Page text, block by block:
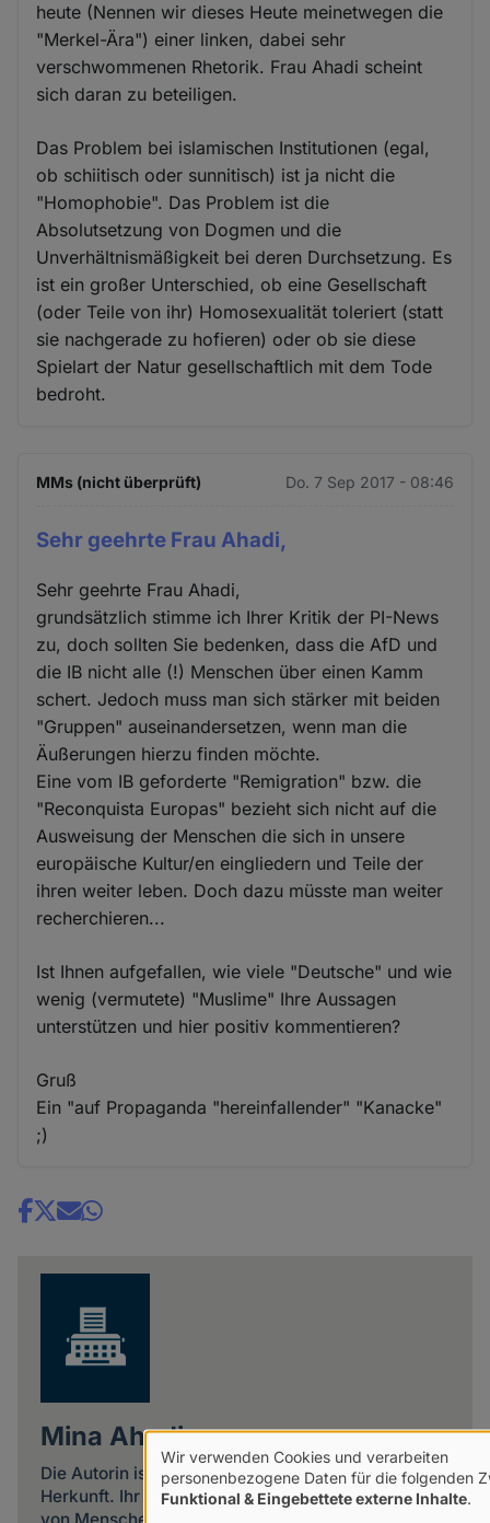
heute (Nennen wir dieses Heute meinetwegen die
"Merkel-Ära") einer linken, dabei sehr
verschwommenen Rhetorik. Frau Ahadi scheint
sich daran zu beteiligen.
Das Problem bei islamischen Institutionen (egal,
ob schiitisch oder sunnitisch) ist ja nicht die
"Homophobie". Das Problem ist die
Absolutsetzung von Dogmen und die
Unverhältnismäßigkeit bei deren Durchsetzung. Es
ist ein großer Unterschied, ob eine Gesellschaft
(oder Teile von ihr) Homosexualität toleriert (statt
sie nachgerade zu hofieren) oder ob sie diese
Spielart der Natur gesellschaftlich mit dem Tode
bedroht.
MMs (nicht überprüft) Do. 7 Sep 2017 - 08:46
Sehr geehrte Frau Ahadi,
Sehr geehrte Frau Ahadi,
grundsätzlich stimme ich Ihrer Kritik der PI-News
zu, doch sollten Sie bedenken, dass die AfD und
die IB nicht alle (!) Menschen über einen Kamm
schert. Jedoch muss man sich stärker mit beiden
"Gruppen" auseinandersetzen, wenn man die
Äußerungen hierzu finden möchte.
Eine vom IB geforderte "Remigration" bzw. die
"Reconquista Europas" bezieht sich nicht auf die
Ausweisung der Menschen die sich in unsere
europäische Kultur/en eingliedern und Teile der
ihren weiter leben. Doch dazu müsste man weiter
recherchieren...
Ist Ihnen aufgefallen, wie viele "Deutsche" und wie
wenig (vermutete) "Muslime" Ihre Aussagen
unterstützen und hier positiv kommentieren?
Gruß
Ein "auf Propaganda "hereinfallender" "Kanacke"
;)
Share
Mina Ahadi
Die Autorin ist eine politische Aktivistin iranischer
Herkunft. Ihr Schwerpunkt ist die Verteidigung
Verwendung
von
Wir verwenden Cookies und verarbeiten
personenbezogene Daten für die folgenden
Funktional & Eingebettete externe Inhalte